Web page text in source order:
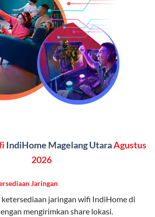
dll.), dan paket TV 82 channel
pilihan).
lengkap untuk pengguna yang
internet, komunikasi, dan hiburan
dalam satu paket.
& SMS semua operator, dan akses
paket tertentu).
cepat dan stabil dengan fleksibilitas
bervariasi sesuai kebutuhan.
IndiHome Magelang UtaraAgustus
2026
Jaringan
ketersediaan jaringan wifi IndiHome di
mengirimkan share lokasi.